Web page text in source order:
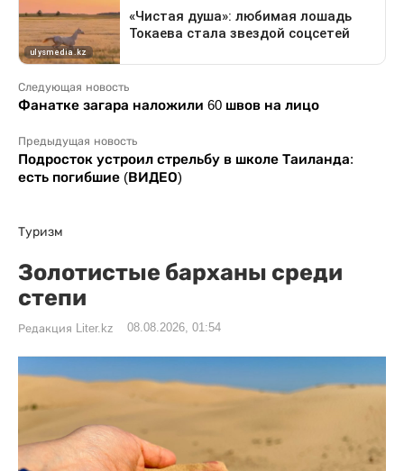
Следующая новость
Фанатке загара наложили 60 швов на лицо
Предыдущая новость
Подросток устроил стрельбу в школе Таиланда:
есть погибшие (ВИДЕО)
Туризм
Золотистые барханы среди
степи
Редакция Liter.kz 08.08.2026, 01:54